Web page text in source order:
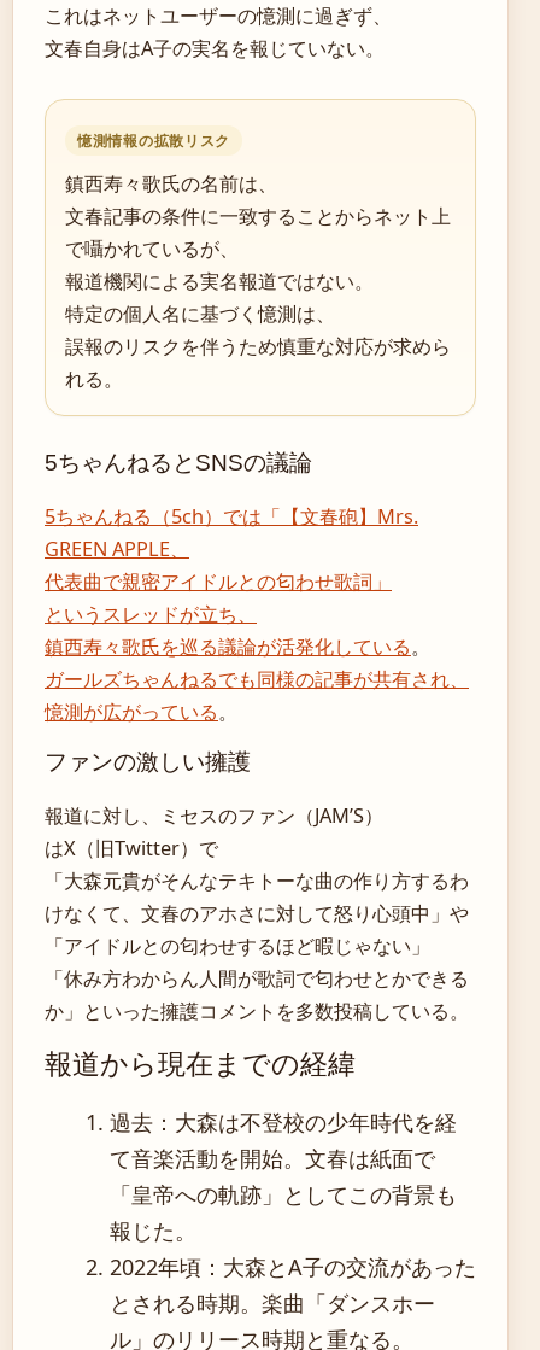
これはネットユーザーの憶測に過ぎず、
文春自身はA子の実名を報じていない。
憶測情報の拡散リスク
鎮西寿々歌氏の名前は、
文春記事の条件に一致することからネット上
で囁かれているが、
報道機関による実名報道ではない。
特定の個人名に基づく憶測は、
誤報のリスクを伴うため慎重な対応が求めら
れる。
5ちゃんねるとSNSの議論
5ちゃんねる（5ch）では「【文春砲】Mrs.
GREEN APPLE、
代表曲で親密アイドルとの匂わせ歌詞」
というスレッドが立ち、
鎮西寿々歌氏を巡る議論が活発化している。
ガールズちゃんねるでも同様の記事が共有され、
憶測が広がっている。
ファンの激しい擁護
報道に対し、ミセスのファン（JAM’S）
はX（旧Twitter）で
「大森元貴がそんなテキトーな曲の作り方するわ
けなくて、文春のアホさに対して怒り心頭中」や
「アイドルとの匂わせするほど暇じゃない」
「休み方わからん人間が歌詞で匂わせとかできる
か」といった擁護コメントを多数投稿している。
報道から現在までの経緯
過去：大森は不登校の少年時代を経
て音楽活動を開始。文春は紙面で
「皇帝への軌跡」としてこの背景も
報じた。
2022年頃：大森とA子の交流があった
とされる時期。楽曲「ダンスホー
ル」のリリース時期と重なる。